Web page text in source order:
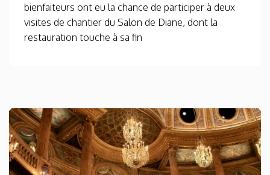
bienfaiteurs ont eu la chance de participer à deux
visites de chantier du Salon de Diane, dont la
restauration touche à sa fin